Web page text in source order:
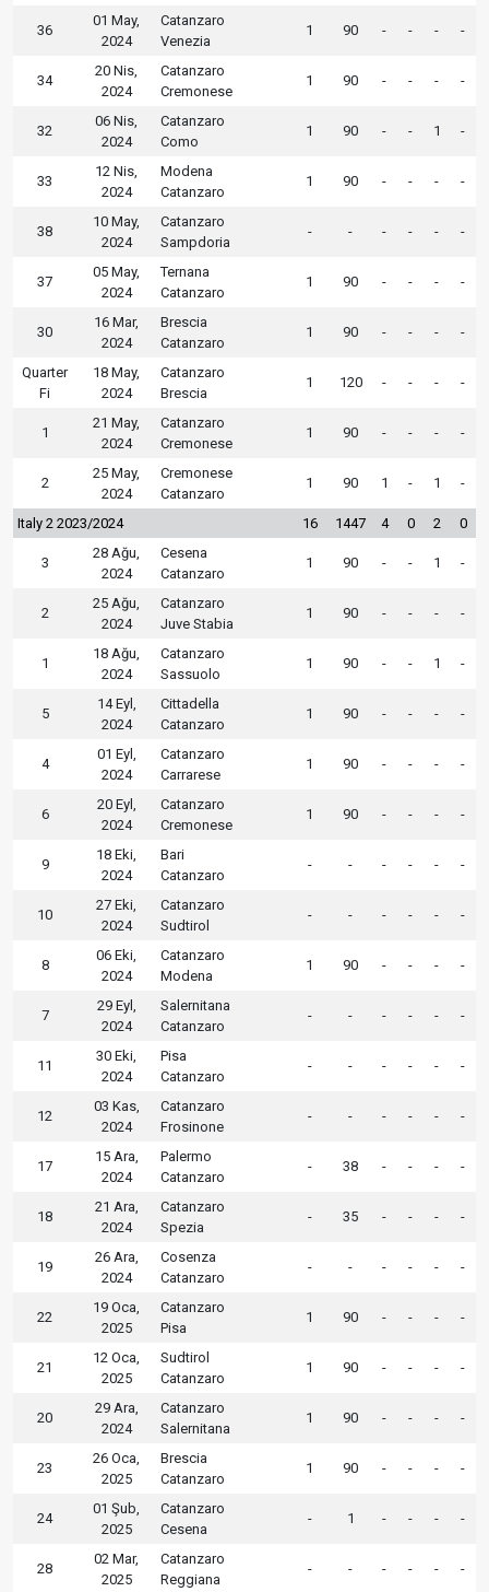
36
01 May,
2024
Catanzaro
Venezia
1 90 - - - -
34
20 Nis,
2024
Catanzaro
Cremonese
1 90 - - - -
32
06 Nis,
2024
Catanzaro
Como
1 90 - - 1 -
33
12 Nis,
2024
Modena
Catanzaro
1 90 - - - -
38
10 May,
2024
Catanzaro
Sampdoria
- - - - - -
37
05 May,
2024
Ternana
Catanzaro
1 90 - - - -
30
16 Mar,
2024
Brescia
Catanzaro
1 90 - - - -
Quarter
Fi
18 May,
2024
Catanzaro
Brescia
1 120 - - - -
1
21 May,
2024
Catanzaro
Cremonese
1 90 - - - -
2
25 May,
2024
Cremonese
Catanzaro
1 90 1 - 1 -
Italy 2 2023/2024 16 1447 4 0 2 0
3
28 Ağu,
2024
Cesena
Catanzaro
1 90 - - 1 -
2
25 Ağu,
2024
Catanzaro
Juve Stabia
1 90 - - - -
1
18 Ağu,
2024
Catanzaro
Sassuolo
1 90 - - 1 -
5
14 Eyl,
2024
Cittadella
Catanzaro
1 90 - - - -
4
01 Eyl,
2024
Catanzaro
Carrarese
1 90 - - - -
6
20 Eyl,
2024
Catanzaro
Cremonese
1 90 - - - -
9
18 Eki,
2024
Bari
Catanzaro
- - - - - -
10
27 Eki,
2024
Catanzaro
Sudtirol
- - - - - -
8
06 Eki,
2024
Catanzaro
Modena
1 90 - - - -
7
29 Eyl,
2024
Salernitana
Catanzaro
- - - - - -
11
30 Eki,
2024
Pisa
Catanzaro
- - - - - -
12
03 Kas,
2024
Catanzaro
Frosinone
- - - - - -
17
15 Ara,
2024
Palermo
Catanzaro
- 38 - - - -
18
21 Ara,
2024
Catanzaro
Spezia
- 35 - - - -
19
26 Ara,
2024
Cosenza
Catanzaro
- - - - - -
22
19 Oca,
2025
Catanzaro
Pisa
1 90 - - - -
21
12 Oca,
2025
Sudtirol
Catanzaro
1 90 - - - -
20
29 Ara,
2024
Catanzaro
Salernitana
1 90 - - - -
23
26 Oca,
2025
Brescia
Catanzaro
1 90 - - - -
24
01 Şub,
2025
Catanzaro
Cesena
- 1 - - - -
28
02 Mar,
2025
Catanzaro
Reggiana
- - - - - -